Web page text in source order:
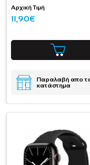
Αρχική Τιμή
11,90€
Παραλαβή απο
κατάστημα